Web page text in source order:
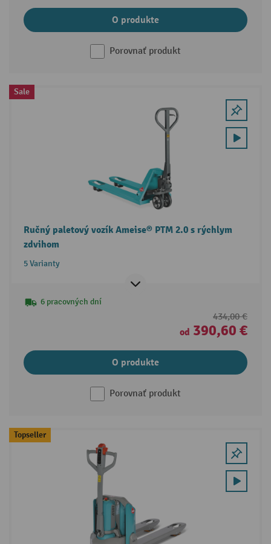
O produkte
Porovnať produkt
Sale
Ručný paletový vozík Ameise® PTM 2.0 s rýchlym
zdvihom
5 Varianty
6 pracovných dní
434,00 €
od 390,60 €
O produkte
Porovnať produkt
Topseller